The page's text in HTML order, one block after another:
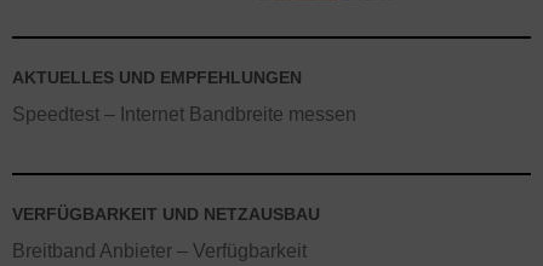
AKTUELLES UND EMPFEHLUNGEN
Speedtest – Internet Bandbreite messen
VERFÜGBARKEIT UND NETZAUSBAU
Breitband Anbieter – Verfügbarkeit